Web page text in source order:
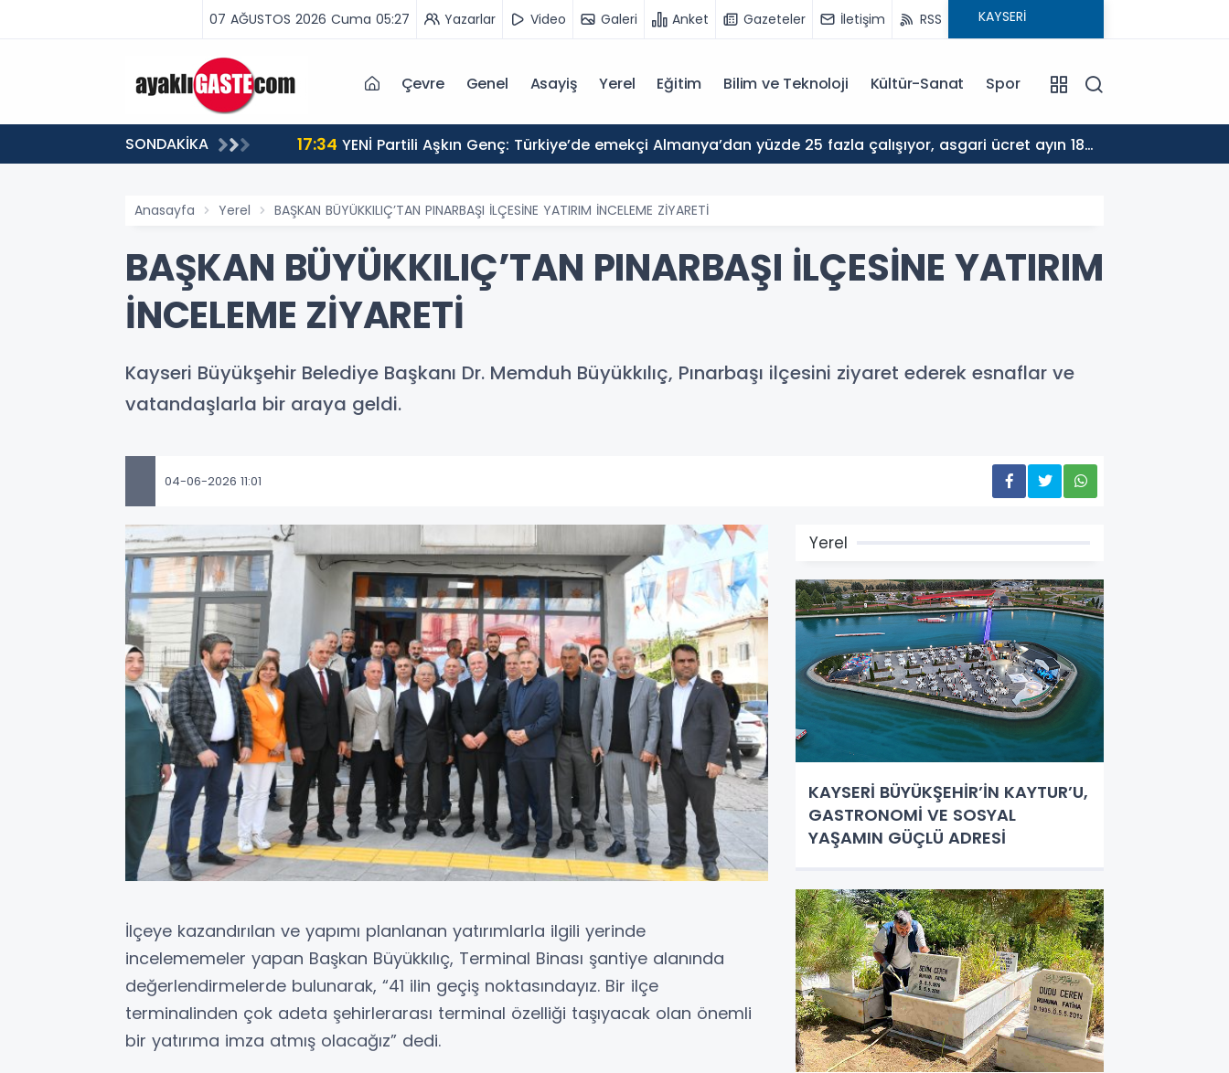
07 AĞUSTOS 2026 Cuma 05:27 Yazarlar Video Galeri Anket Gazeteler İletişim RSS
Çevre Genel Asayiş Yerel Eğitim Bilim ve Teknoloji Kültür-Sanat Spor
SONDAKİKA 17:34 YENİ Partili Aşkın Genç: Türkiye’de emekçi Almanya’dan yüzde 25 fazla çalışıyor, asgari ücret ayın 18
gününe yetiyor
Anasayfa Yerel BAŞKAN BÜYÜKKILIÇ’TAN PINARBAŞI İLÇESİNE YATIRIM İNCELEME ZİYARETİ
BAŞKAN BÜYÜKKILIÇ’TAN PINARBAŞI İLÇESİNE YATIRIM
İNCELEME ZİYARETİ
Kayseri Büyükşehir Belediye Başkanı Dr. Memduh Büyükkılıç, Pınarbaşı ilçesini ziyaret ederek esnaflar ve
vatandaşlarla bir araya geldi.
04-06-2026 11:01
İlçeye kazandırılan ve yapımı planlanan yatırımlarla ilgili yerinde
incelememeler yapan Başkan Büyükkılıç, Terminal Binası şantiye alanında
değerlendirmelerde bulunarak, “41 ilin geçiş noktasındayız. Bir ilçe
terminalinden çok adeta şehirlerarası terminal özelliği taşıyacak olan önemli
bir yatırıma imza atmış olacağız” dedi.
Yerel
KAYSERİ BÜYÜKŞEHİR’İN KAYTUR’U,
GASTRONOMİ VE SOSYAL
YAŞAMIN GÜÇLÜ ADRESİ